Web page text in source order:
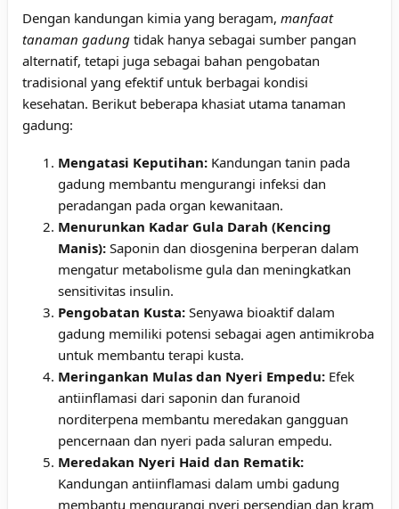
Dengan kandungan kimia yang beragam, manfaat
tanaman gadung tidak hanya sebagai sumber pangan
alternatif, tetapi juga sebagai bahan pengobatan
tradisional yang efektif untuk berbagai kondisi
kesehatan. Berikut beberapa khasiat utama tanaman
gadung:
Mengatasi Keputihan: Kandungan tanin pada
gadung membantu mengurangi infeksi dan
peradangan pada organ kewanitaan.
Menurunkan Kadar Gula Darah (Kencing
Manis): Saponin dan diosgenina berperan dalam
mengatur metabolisme gula dan meningkatkan
sensitivitas insulin.
Pengobatan Kusta: Senyawa bioaktif dalam
gadung memiliki potensi sebagai agen antimikroba
untuk membantu terapi kusta.
Meringankan Mulas dan Nyeri Empedu: Efek
antiinflamasi dari saponin dan furanoid
norditerpena membantu meredakan gangguan
pencernaan dan nyeri pada saluran empedu.
Meredakan Nyeri Haid dan Rematik:
Kandungan antiinflamasi dalam umbi gadung
membantu mengurangi nyeri persendian dan kram